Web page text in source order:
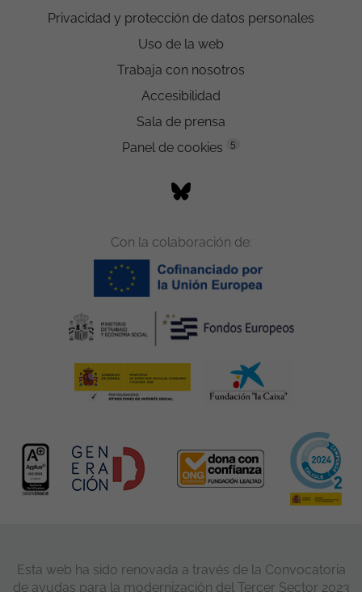
Privacidad y protección de datos personales
Uso de la web
Trabaja con nosotros
Accesibilidad
Sala de prensa
Panel de cookies
5
Con la colaboración de:
Esta web ha sido renovada a través de la Convocatoria
de ayudas para la modernización del Tercer Sector 2023